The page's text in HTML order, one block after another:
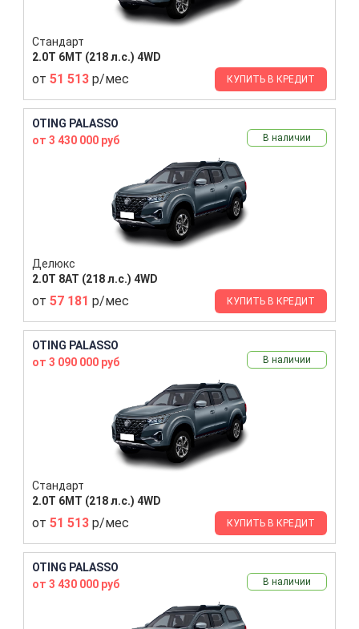
Стандарт
2.0T 6MT (218 л.с.) 4WD
от 51 513 р/мес КУПИТЬ В КРЕДИТ
OTING PALASSO
от 3 430 000 руб
В наличии
Делюкс
2.0T 8AT (218 л.с.) 4WD
от 57 181 р/мес КУПИТЬ В КРЕДИТ
OTING PALASSO
от 3 090 000 руб
В наличии
Стандарт
2.0T 6MT (218 л.с.) 4WD
от 51 513 р/мес КУПИТЬ В КРЕДИТ
OTING PALASSO
от 3 430 000 руб
В наличии